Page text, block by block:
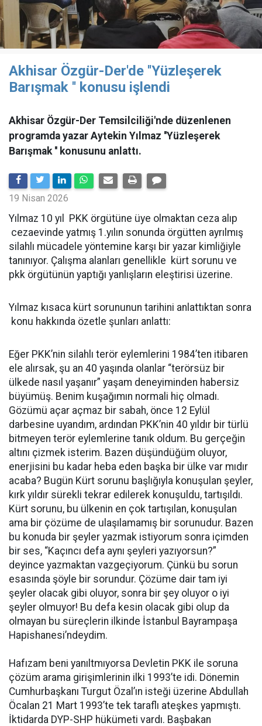
Akhisar Özgür-Der'de ''Yüzleşerek
Barışmak '' konusu işlendi
Akhisar Özgür-Der Temsilciliği'nde düzenlenen
programda yazar Aytekin Yılmaz ''Yüzleşerek
Barışmak '' konusunu anlattı.
19 Nisan 2026
Yılmaz 10 yıl PKK örgütüne üye olmaktan ceza alıp
cezaevinde yatmış 1.yılın sonunda örgütten ayrılmış
silahlı mücadele yöntemine karşı bir yazar kimliğiyle
tanınıyor. Çalışma alanları genellikle kürt sorunu ve
pkk örgütünün yaptığı yanlışların eleştirisi üzerine.
Yılmaz kısaca kürt sorununun tarihini anlattıktan sonra
konu hakkında özetle şunları anlattı:
Eğer PKK’nin silahlı terör eylemlerini 1984’ten itibaren
ele alırsak, şu an 40 yaşında olanlar “terörsüz bir
ülkede nasıl yaşanır” yaşam deneyiminden habersiz
büyümüş. Benim kuşağımın normali hiç olmadı.
Gözümü açar açmaz bir sabah, önce 12 Eylül
darbesine uyandım, ardından PKK’nin 40 yıldır bir türlü
bitmeyen terör eylemlerine tanık oldum. Bu gerçeğin
altını çizmek isterim. Bazen düşündüğüm oluyor,
enerjisini bu kadar heba eden başka bir ülke var mıdır
acaba? Bugün Kürt sorunu başlığıyla konuşulan şeyler,
kırk yıldır sürekli tekrar edilerek konuşuldu, tartışıldı.
Kürt sorunu, bu ülkenin en çok tartışılan, konuşulan
ama bir çözüme de ulaşılamamış bir sorunudur. Bazen
bu konuda bir şeyler yazmak istiyorum sonra içimden
bir ses, “Kaçıncı defa aynı şeyleri yazıyorsun?”
deyince yazmaktan vazgeçiyorum. Çünkü bu sorun
esasında şöyle bir sorundur. Çözüme dair tam iyi
şeyler olacak gibi oluyor, sonra bir şey oluyor o iyi
şeyler olmuyor! Bu defa kesin olacak gibi olup da
olmayan bu süreçlerin ilkinde İstanbul Bayrampaşa
Hapishanesi’ndeydim.
Hafızam beni yanıltmıyorsa Devletin PKK ile soruna
çözüm arama girişimlerinin ilki 1993’te idi. Dönemin
Cumhurbaşkanı Turgut Özal’ın isteği üzerine Abdullah
Öcalan 21 Mart 1993’te tek taraflı ateşkes yapmıştı.
İktidarda DYP-SHP hükümeti vardı. Başbakan